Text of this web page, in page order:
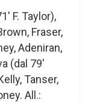
F. Taylor),
Fraser,
Adeniran,
(dal 79′
Tanser,
All.: